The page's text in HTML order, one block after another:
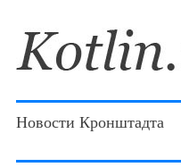
Новости Кронштадта